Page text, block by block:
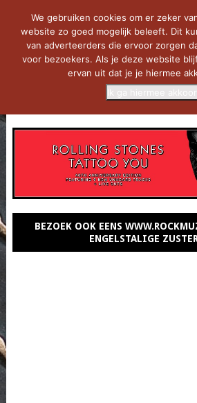
BEZOEK OOK EENS
ENGELSTALIGE
We gebruiken cookies om er zeker
website zo goed mogelijk beleeft. Dit
van adverteerders die ervoor zorgen
voor bezoekers. Als je deze website
ervan uit dat je je hiermee
Ik ga hiermee